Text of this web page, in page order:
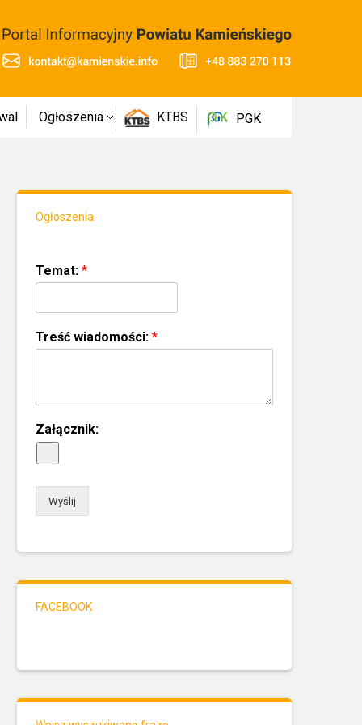
Ogłoszenia KTBS PGK
Ogłoszenia
Temat: *
Treść wiadomości: *
Załącznik:
Wyślij
FACEBOOK